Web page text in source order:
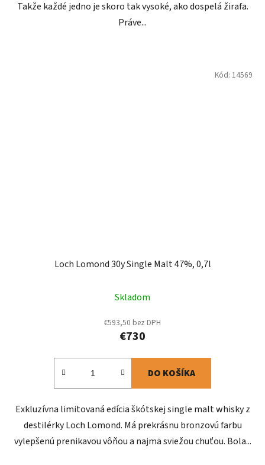
Takže každé jedno je skoro tak vysoké, ako dospelá žirafa.
Práve...
Loch Lomond 30y Single Malt 47%, 0,7l
Skladom
€593,50 bez DPH
€730
DO KOŠÍKA
Exkluzívna limitovaná edícia škótskej single malt whisky z
destilérky Loch Lomond. Má prekrásnu bronzovú farbu
vylepšenú prenikavou vôňou a najmä sviežou chuťou. Bola...
Kód: 14569